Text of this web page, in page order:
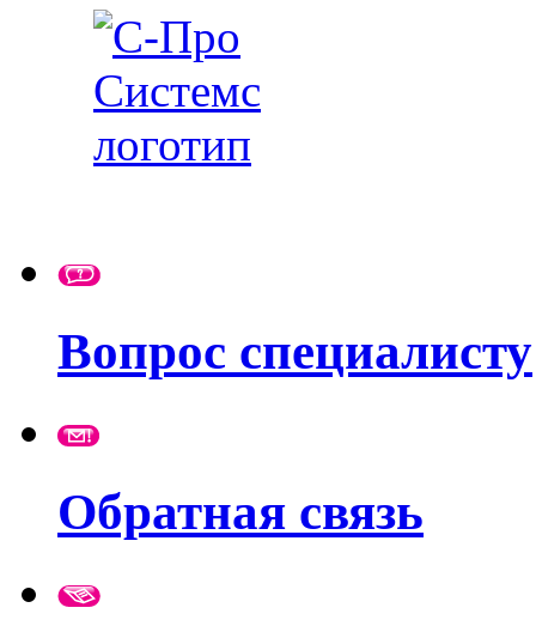
Вопрос специалисту
Обратная связь